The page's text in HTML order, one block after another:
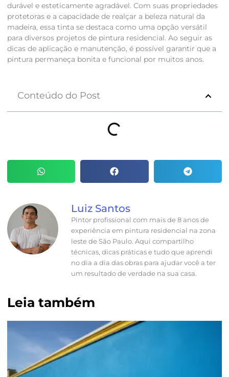
durável e esteticamente agradável. Com suas propriedades
protetoras e a capacidade de realçar a beleza natural da
madeira, essa tinta se destaca como uma opção versátil
para diversos projetos de pintura residencial. Ao seguir as
dicas de aplicação e manutenção, é possível garantir que a
pintura permaneça bonita e funcional por muitos anos.
Conteúdo do Post
Luiz Santos
Pintor profissional com mais de 8 anos de
experiência em pintura residencial na zona
leste de São Paulo. Aqui compartilho
técnicas, dicas práticas e tudo que aprendi
no dia a dia das obras para ajudar você a ter
um resultado de verdade na sua casa.
Leia também